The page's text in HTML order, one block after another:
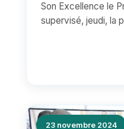
Qualité des
Son Excellence le
supervisé, jeudi, la
23 novembre 2024